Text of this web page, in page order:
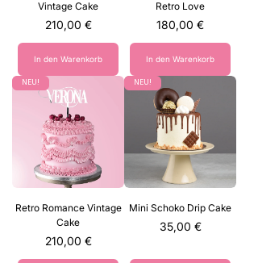
Vintage Cake
Preis
210,00 €
In den Warenkorb
Retro Love
Preis
180,00 €
In den Warenkorb
NEU!
Retro Romance Vintage
Cake
Preis
210,00 €
NEU!
Mini Schoko Drip Cake
Preis
35,00 €